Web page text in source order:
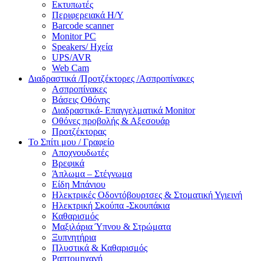
Εκτυπωτές
Περιφερειακά Η/Υ
Barcode scanner
Monitor PC
Speakers/ Ηχεία
UPS/AVR
Web Cam
Διαδραστικά /Προτζέκτορες /Ασπροπίνακες
Ασπροπίνακες
Βάσεις Οθόνης
Διαδραστικά- Επαγγελματικά Monitor
Οθόνες προβολής & Αξεσουάρ
Προτζέκτορας
Το Σπίτι μου / Γραφείο
Αποχνουδωτές
Βρεφικά
Άπλωμα – Στέγνωμα
Είδη Μπάνιου
Ηλεκτρικές Οδοντόβουρτσες & Στοματική Υγιεινή
Ηλεκτρική Σκούπα -Σκουπάκια
Καθαρισμός
Μαξιλάρια Ύπνου & Στρώματα
Ξυπνητήρια
Πλυστικά & Καθαρισμός
Ραπτομηχανή